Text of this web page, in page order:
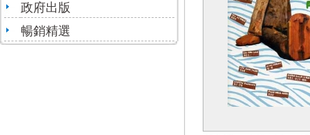
政府出版
暢銷精選